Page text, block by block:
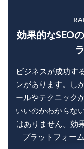
効果的なSEO
ビジネスが成功す
ンがあります。し
ールやテクニック
いいのかわからな
はありません。効
プラットフォー